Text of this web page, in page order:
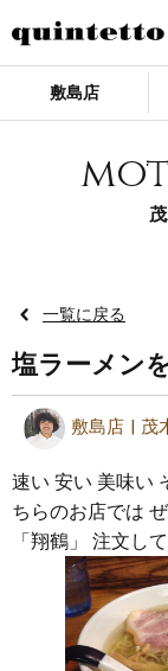
敷島店
一覧に戻る
塩ラーメン
敷島店 茂
速い 安い 美味い
ちらのお店では
「翔鶴」 注文し